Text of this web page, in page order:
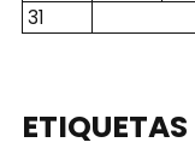
31
ETIQUETAS